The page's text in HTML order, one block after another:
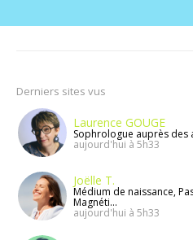
Derniers sites vus
Laurence GOUGE
Sophrologue auprès des
aujourd'hui à 5h33
Joëlle T.
Médium de naissance,
Magnéti...
aujourd'hui à 5h33